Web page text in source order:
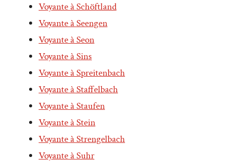
Voyante à Schöftland
Voyante à Seengen
Voyante à Seon
Voyante à Sins
Voyante à Spreitenbach
Voyante à Staffelbach
Voyante à Staufen
Voyante à Stein
Voyante à Strengelbach
Voyante à Suhr